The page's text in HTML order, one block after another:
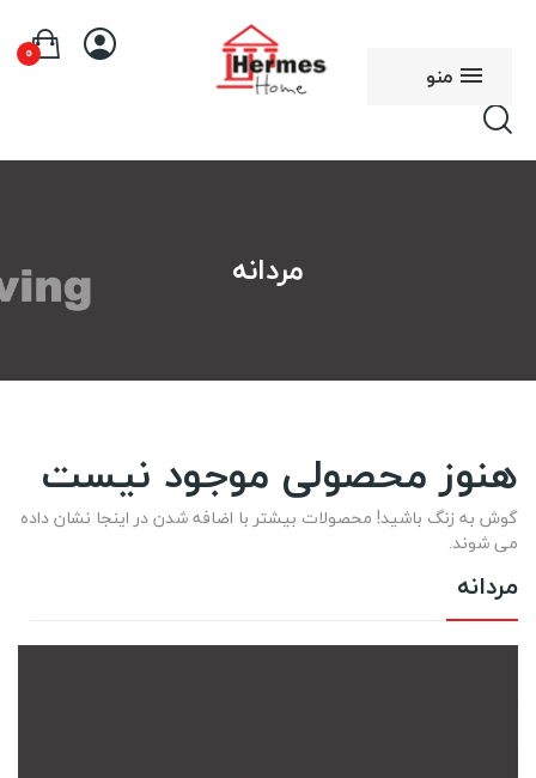
منو
0
مردانه
مردانه
هنوز محصولی موجود نیست
گوش به زنگ باشید! محصولات بیشتر با اضافه شدن در اینجا نشان داده
می شوند.